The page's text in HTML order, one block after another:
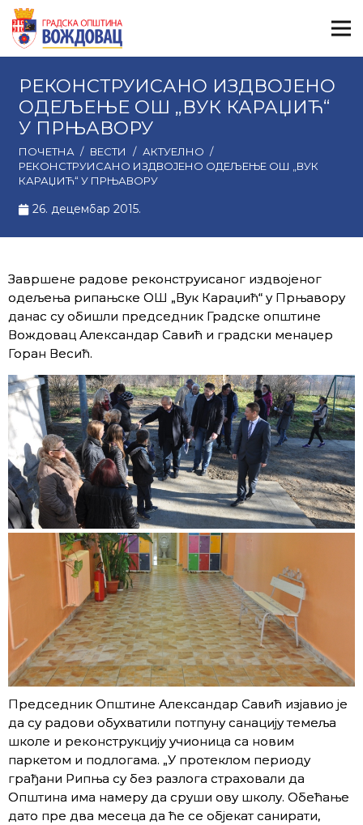
РЕКОНСТРУИСАНО ИЗДВОЈЕНО
ОДЕЉЕЊЕ ОШ „ВУК КАРАЏИЋ“
У ПРЊАВОРУ
ПОЧЕТНА / ВЕСТИ / АКТУЕЛНО /
РЕКОНСТРУИСАНО ИЗДВОЈЕНО ОДЕЉЕЊЕ ОШ „ВУК
КАРАЏИЋ“ У ПРЊАВОРУ
26. децембар 2015.
Завршене радове реконструисаног издвојеног
одељења рипањске ОШ „Вук Караџић“ у Прњавору
данас су обишли председник Градске општине
Вождовац Александар Савић и градски менаџер
Горан Весић.
Председник Општине Александар Савић изјавио је
да су радови обухватили потпуну санацију темеља
школе и реконструкцију учионица са новим
паркетом и подлогама. „У протеклом периоду
грађани Рипња су без разлога страховали да
Општина има намеру да сруши ову школу. Обећање
дато пре два месеца да ће се објекат санирати,